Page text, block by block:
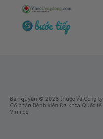
Bản quyền © 2026 thuộc về Công ty
Cổ phần Bệnh viện Đa khoa Quốc tế
Vinmec